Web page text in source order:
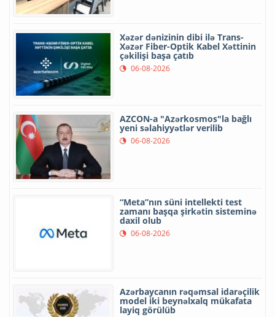
Xəzər dənizinin dibi ilə Trans-
Xəzər Fiber-Optik Kabel Xəttinin
çəkilişi başa çatıb
06-08-2026
AZCON-a "Azərkosmos"la bağlı
yeni səlahiyyətlər verilib
06-08-2026
“Meta”nın süni intellekti test
zamanı başqa şirkətin sisteminə
daxil olub
06-08-2026
Azərbaycanın rəqəmsal idarəçilik
model iki beynəlxalq mükafata
layiq görülüb